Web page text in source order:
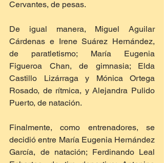
Cervantes, de pesas.
De igual manera, Miguel Aguilar
Cárdenas e Irene Suárez Hernández,
de paratletismo; María Eugenia
Figueroa Chan, de gimnasia; Elda
Castillo Lizárraga y Mónica Ortega
Rosado, de rítmica, y Alejandra Pulido
Puerto, de natación.
Finalmente, como entrenadores, se
decidió entre María Eugenia Hernández
García, de natación; Ferdinando Leal